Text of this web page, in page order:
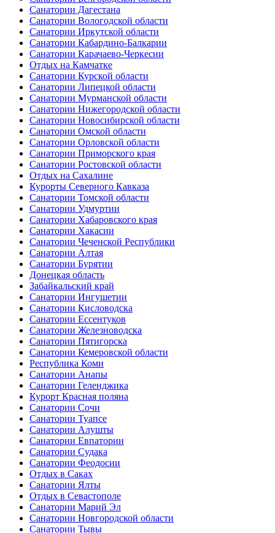
Санатории Дагестана
Санатории Вологодской области
Санатории Иркутской области
Санатории Кабардино-Балкарии
Санатории Карачаево-Черкесии
Отдых на Камчатке
Санатории Курской области
Санатории Липецкой области
Санатории Мурманской области
Санатории Нижегородской области
Санатории Новосибирской области
Санатории Омской области
Санатории Орловской области
Санатории Приморского края
Санатории Ростовской области
Отдых на Сахалине
Курорты Северного Кавказа
Санатории Томской области
Санатории Удмуртии
Санатории Хабаровского края
Санатории Хакасии
Санатории Чеченской Республики
Санатории Алтая
Санатории Бурятии
Донецкая область
Забайкальский край
Санатории Ингушетии
Санатории Кисловодска
Санатории Ессентуков
Санатории Железноводска
Санатории Пятигорска
Санатории Кемеровской области
Республика Коми
Санатории Анапы
Санатории Геленджика
Курорт Красная поляна
Санатории Сочи
Санатории Туапсе
Санатории Алушты
Санатории Евпатории
Санатории Судака
Санатории Феодосии
Отдых в Саках
Санатории Ялты
Отдых в Севастополе
Санатории Марий Эл
Санатории Новгородской области
Санатории Тывы